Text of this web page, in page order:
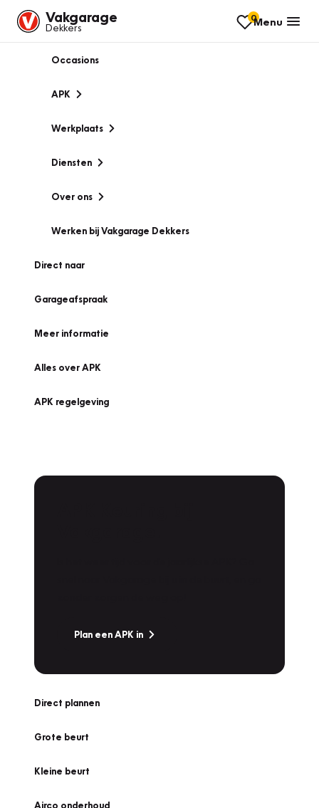
Vakgarage
Dekkers
0Menu
Occasions
APK
Werkplaats
Diensten
Over ons
Werken bij Vakgarage Dekkers
Direct naar
Garageafspraak
Meer informatie
Alles over APK
APK regelgeving
Plan een APK in
Direct plannen
Grote beurt
Kleine beurt
Airco onderhoud